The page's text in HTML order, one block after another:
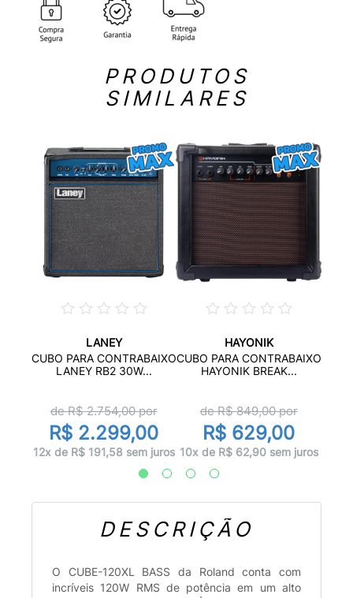
PRODUTOS
SIMILARES
LANEY
CUBO PARA CONTRABAIXO
LANEY RB2 30W...
de R$2.754,00por
R$ 2.299,00
12x de R$ 191,58 sem juros
HAYONIK
CUBO PARA CONTRABAIXO
HAYONIK BREAK...
de R$849,00por
R$ 629,00
10x de R$ 62,90 sem juros
DESCRIÇÃO
O CUBE-120XL BASS da Roland conta com
incríveis 120W RMS de potência em um alto